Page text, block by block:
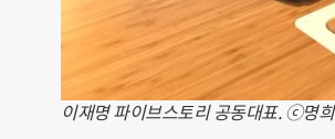
이재명 파이브스토리 공동대표. ⓒ명